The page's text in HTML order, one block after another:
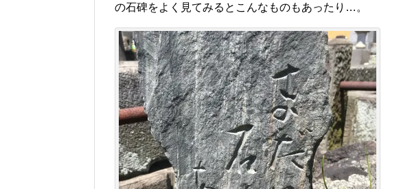
の石碑をよく見てみるとこんなものもあったり…。